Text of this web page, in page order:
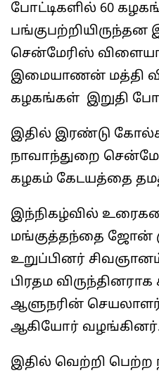
போட்டிகளில் 60
பங்குபற்றியிருந்தன
சென்மேரிஸ்
இமையாணன் மத்தி
கழகங்கள் இறுதி
இதில் இரண்டு
நாவாந்துறை
கழகம் கேடயத்தை
இந்நிகழ்வில்
மங்குத்தந்தை ஜோன்
உறுப்பினர்
பிரதம
ஆளுநரின்
ஆகியோர்
இதில் வெற்றி பெற்ற